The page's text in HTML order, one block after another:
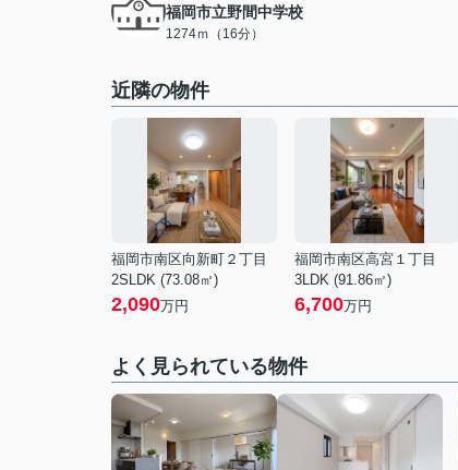
福岡市立野間中学校
1274ｍ（16分）
近隣の物件
福岡市南区向新町２丁目
2SLDK (73.08㎡)
2,090万円
福岡市南区高宮１丁目
3LDK (91.86㎡)
6,700万円
よく見られている物件